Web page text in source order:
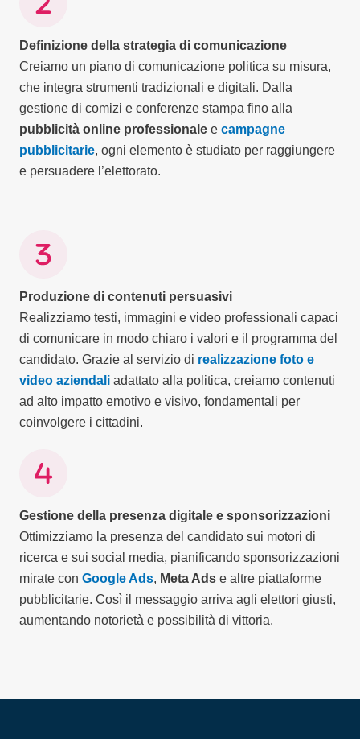
Definizione della strategia di comunicazione
Creiamo un piano di comunicazione politica su misura,
che integra strumenti tradizionali e digitali. Dalla
gestione di comizi e conferenze stampa fino alla
pubblicità online professionale e campagne
pubblicitarie, ogni elemento è studiato per raggiungere
e persuadere l’elettorato.
Produzione di contenuti persuasivi
Realizziamo testi, immagini e video professionali capaci
di comunicare in modo chiaro i valori e il programma del
candidato. Grazie al servizio di realizzazione foto e
video aziendali adattato alla politica, creiamo contenuti
ad alto impatto emotivo e visivo, fondamentali per
coinvolgere i cittadini.
Gestione della presenza digitale e sponsorizzazioni
Ottimizziamo la presenza del candidato sui motori di
ricerca e sui social media, pianificando sponsorizzazioni
mirate con Google Ads, Meta Ads e altre piattaforme
pubblicitarie. Così il messaggio arriva agli elettori giusti,
aumentando notorietà e possibilità di vittoria.